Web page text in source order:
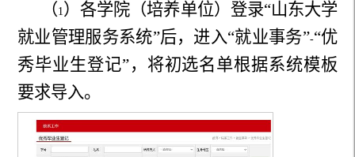
（ 1 ）各学院（培养单位）登录“山东大学
就业管理服务系统”后，进入“就业事务”-“优
秀毕业生登记”，将初选名单根据系统模板
要求导入。